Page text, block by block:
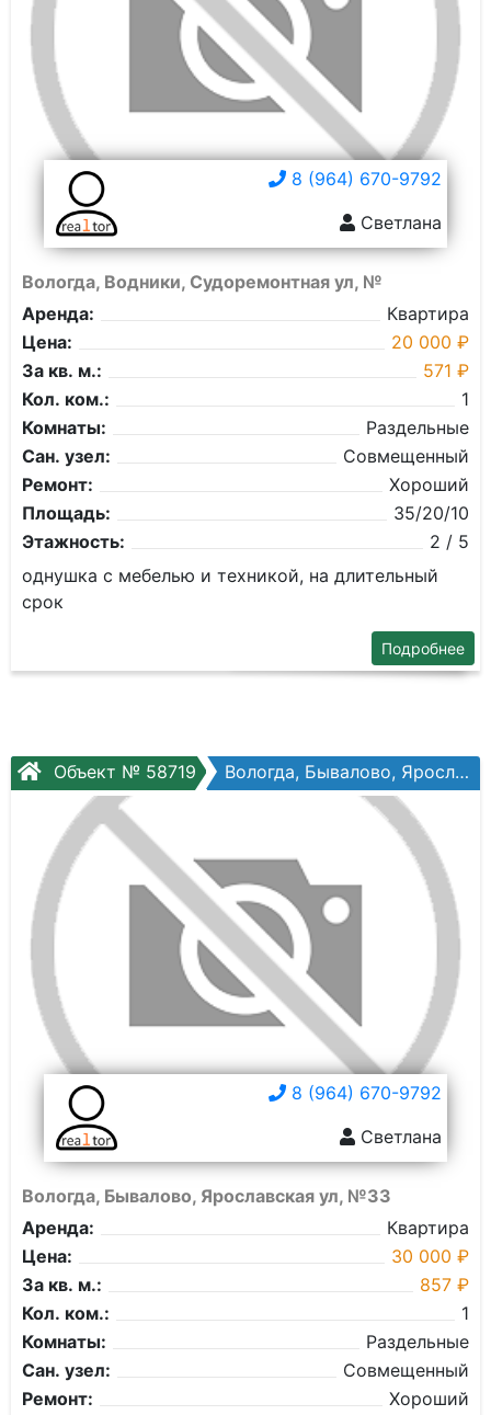
8 (964) 670-9792
Светлана
Вологда, Водники, Судоремонтная ул, №
Аренда:
Квартира
Цена:
20 000 ₽
За кв. м.:
571 ₽
Кол. ком.:
1
Комнаты:
Раздельные
Сан. узел:
Совмещенный
Ремонт:
Хороший
Площадь:
35/20/10
Этажность:
2 / 5
однушка с мебелью и техникой, на длительный
срок
Подробнее
Объект № 58719 Вологда, Бывалово, Ярославская ул, №33
8 (964) 670-9792
Светлана
Вологда, Бывалово, Ярославская ул, №33
Аренда:
Квартира
Цена:
30 000 ₽
За кв. м.:
857 ₽
Кол. ком.:
1
Комнаты:
Раздельные
Сан. узел:
Совмещенный
Ремонт:
Хороший